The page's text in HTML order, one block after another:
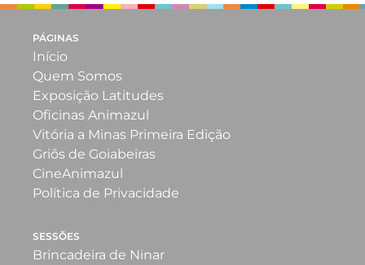
PÁGINAS
Início
Quem Somos
Exposição Latitudes
Oficinas Animazul
Vitória a Minas Primeira Edição
Griôs de Goiabeiras
CineAnimazul
Política de Privacidade
SESSÕES
Brincadeira de Ninar